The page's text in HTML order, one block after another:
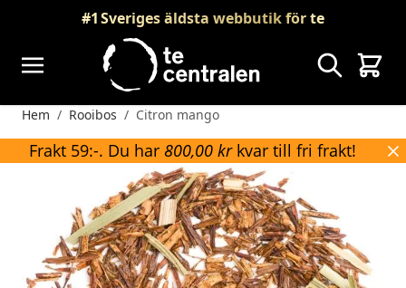
Skip to Content
#1Sveriges äldsta webbutik för te
Sök Vagn
Hem / Rooibos / Citron mango
Frakt 59:-. Du har 800,00 krkvar till fri frakt!